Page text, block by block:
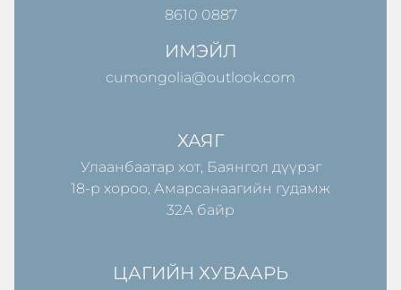
8610 0887
ИМЭЙЛ
cumongolia@outlook.com
ХАЯГ
Улаанбаатар хот, Баянгол дүүрэг
18-р хороо, Амарсанаагийн гудамж
32А байр
ЦАГИЙН ХУВААРЬ